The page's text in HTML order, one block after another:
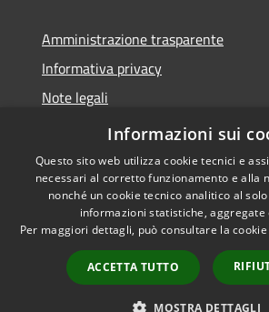
Amministrazione trasparente
Informativa privacy
Note legali
Dichiarazione di accessibilità
Accessibilità
Informazioni sui
Questo sito web utilizza cookie tecnici e
necessari al corretto funzionamento e alla
nonché un cookie tecnico analitico al
informazioni statistiche, aggregate
Per maggiori dettagli, può consultare la
ACCETTA TUTTO
MOSTRA DETTAGLI